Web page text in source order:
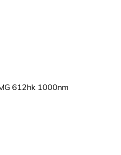
612hk 1000nm